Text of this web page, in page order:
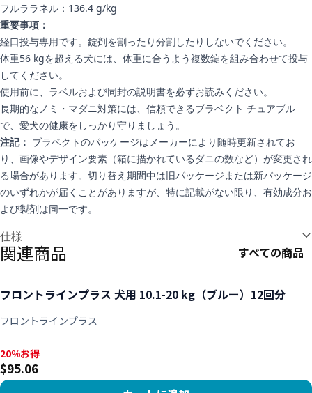
フルララネル：136.4 g/kg
重要事項：
経口投与専用です。錠剤を割ったり分割したりしないでください。
体重56 kgを超える犬には、体重に合うよう複数錠を組み合わせて投与
してください。
使用前に、ラベルおよび同封の説明書を必ずお読みください。
長期的なノミ・マダニ対策には、信頼できるブラベクト チュアブル
で、愛犬の健康をしっかり守りましょう。
注記： ブラベクトのパッケージはメーカーにより随時更新されてお
り、画像やデザイン要素（箱に描かれているダニの数など）が変更され
る場合があります。切り替え期間中は旧パッケージまたは新パッケージ
のいずれかが届くことがありますが、特に記載がない限り、有効成分お
よび製剤は同一です。
仕様
関連商品 すべての商品
フロントラインプラス 犬用 10.1-20 kg（ブルー）12回分
フロントラインプラス
20%お得, $95.06
20%お得
$95.06